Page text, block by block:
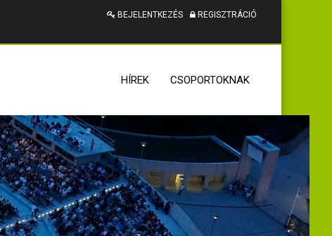
BEJELENTKEZÉS REGISZTRÁCIÓ
HÍREK CSOPORTOKNAK